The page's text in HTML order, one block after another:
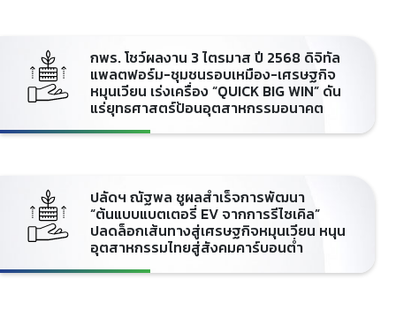
กพร. โชว์ผลงาน 3 ไตรมาส ปี 2568 ดิจิทัล
แพลตฟอร์ม-ชุมชนรอบเหมือง-เศรษฐกิจ
หมุนเวียน เร่งเครื่อง “QUICK BIG WIN” ดัน
แร่ยุทธศาสตร์ป้อนอุตสาหกรรมอนาคต
ปลัดฯ ณัฐพล ชูผลสำเร็จการพัฒนา
“ต้นแบบแบตเตอรี่ EV จากการรีไซเคิล”
ปลดล็อกเส้นทางสู่เศรษฐกิจหมุนเวียน หนุน
อุตสาหกรรมไทยสู่สังคมคาร์บอนต่ำ